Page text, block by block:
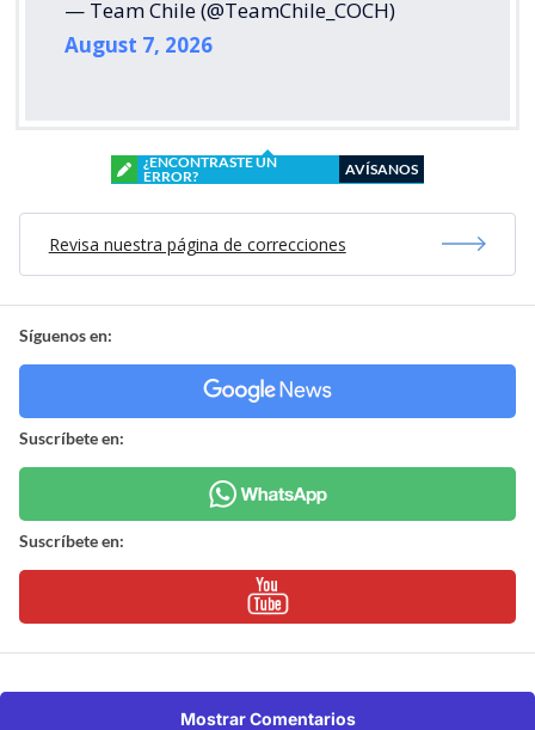
— Team Chile (@TeamChile_COCH)
August 7, 2026
¿ENCONTRASTE UN
ERROR?
AVÍSANOS
Revisa nuestra página de correcciones
Síguenos en:
Suscríbete en:
Suscríbete en:
Mostrar Comentarios